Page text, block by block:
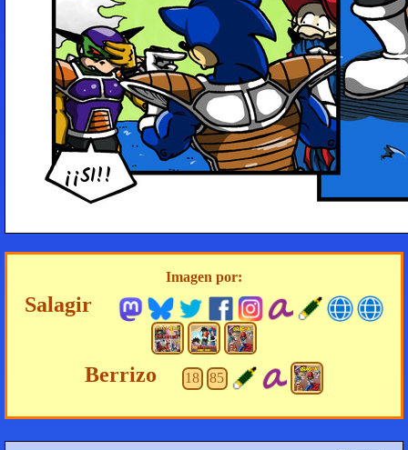
¡¡SI!!
Imagen por:
Salagir
Berrizo 18 85